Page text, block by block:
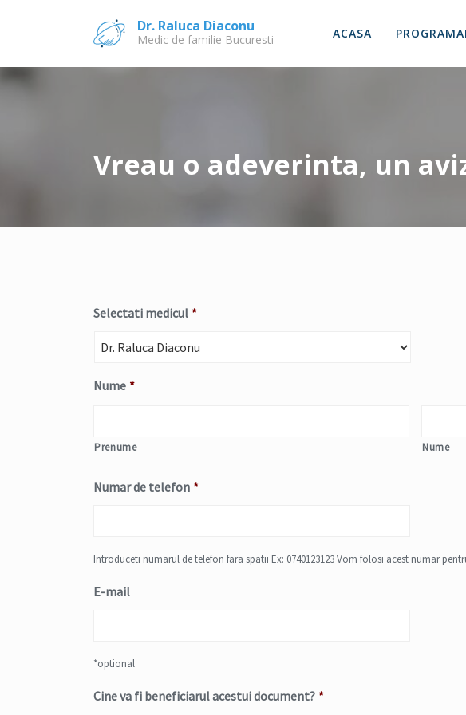
Dr. Raluca Diaconu
Medic de familie Bucuresti ACASA
Vreau o adeverinta, un
Selectati medicul *
Nume *
Prenume Nume
Numar de telefon *
Introduceti numarul de telefon fara spatii Ex: 0740123123 Vom folosi acest numar
E-mail
*optional
Cine va fi beneficiarul acestui document? *